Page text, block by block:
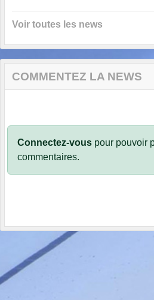
Voir toutes les news
COMMENTEZ LA NEWS
Connectez-vous pour pouvoir
commentaires.